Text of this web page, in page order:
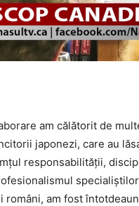
am călătorit de
japonezi, care au
responsabilității,
am fost